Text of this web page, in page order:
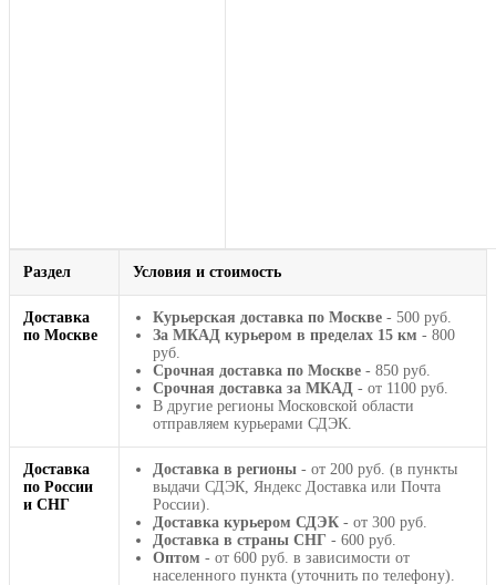
Раздел Условия и стоимость
Доставка
по Москве
Курьерская доставка по Москве - 500 руб.
За МКАД курьером в пределах 15 км - 800
руб.
Срочная доставка по Москве - 850 руб.
Срочная доставка за МКАД - от 1100 руб.
В другие регионы Московской области
отправляем курьерами СДЭК.
Доставка
по России
и СНГ
Доставка в регионы - от 200 руб. (в пункты
выдачи СДЭК, Яндекс Доставка или Почта
России).
Доставка курьером СДЭК - от 300 руб.
Доставка в страны СНГ - 600 руб.
Оптом - от 600 руб. в зависимости от
населенного пункта (уточнить по телефону).